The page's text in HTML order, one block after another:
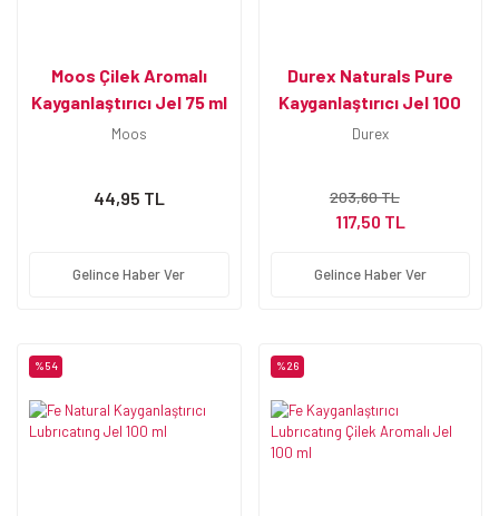
Moos Çilek Aromalı
Kayganlaştırıcı Jel 75 ml
Moos
44,95 TL
Gelince Haber Ver
Durex Naturals Pure
Kayganlaştırıcı Jel 100
ml
Durex
203,60 TL
117,50 TL
Gelince Haber Ver
%54 %26